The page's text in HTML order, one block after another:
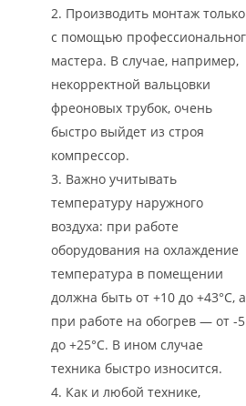
Производить монтаж только
с помощью
мастера. В случае, например,
некорректной вальцовки
фреоновых трубок, очень
быстро выйдет из строя
компрессор.
Важно учитывать
температуру наружного
воздуха: при работе
оборудования на охлаждение
температура в помещении
должна быть от +10 до +43°С, а
при работе на обогрев — от -5
до +25°С. В ином случае
техника быстро износится.
Как и любой технике,